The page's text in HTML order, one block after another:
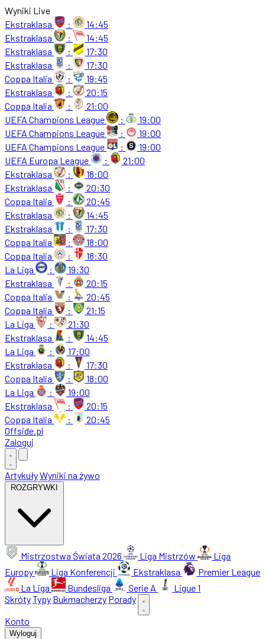
Wyniki Live
Ekstraklasa
:
14:45
Ekstraklasa
:
14:45
Ekstraklasa
:
17:30
Ekstraklasa
:
17:30
Coppa Italia
:
19:45
Ekstraklasa
:
20:15
Coppa Italia
:
21:00
UEFA Champions League
:
19:00
UEFA Champions League
:
19:00
UEFA Champions League
:
19:00
UEFA Europa League
:
21:00
Ekstraklasa
:
18:00
Ekstraklasa
:
20:30
Coppa Italia
:
20:45
Ekstraklasa
:
14:45
Ekstraklasa
:
17:30
Coppa Italia
:
18:00
Coppa Italia
:
18:30
La Liga
:
19:30
Ekstraklasa
:
20:15
Coppa Italia
:
20:45
Coppa Italia
:
21:15
La Liga
:
21:30
Ekstraklasa
:
14:45
La Liga
:
17:00
Ekstraklasa
:
17:30
Coppa Italia
:
18:00
La Liga
:
19:00
Ekstraklasa
:
20:15
Coppa Italia
:
20:45
Offside.pl
Zaloguj
ArtykułyWyniki na żywo
ROZGRYWKI
Mistrzostwa Świata 2026 Liga Mistrzów
Liga
Europy
Liga Konferencji Ekstraklasa
Premier League
La Liga
Bundesliga Serie A
Ligue 1
SkrótyTypy Bukmacherzy Porady
Konto
Wyloguj